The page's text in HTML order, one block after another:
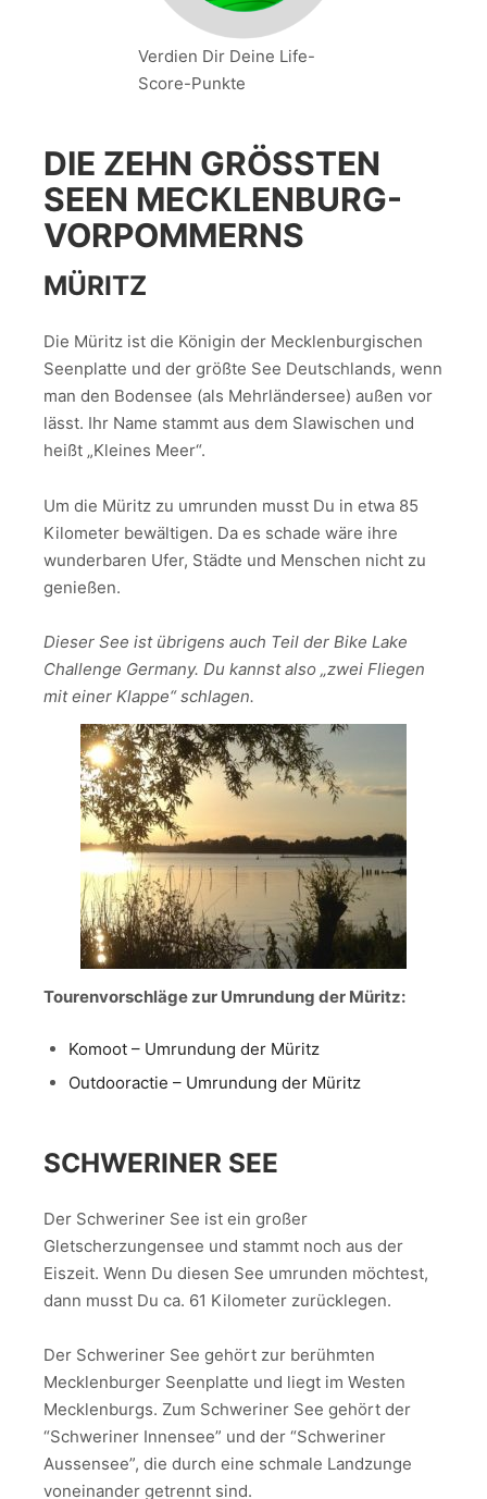
Verdien Dir Deine Life-
Score-Punkte
DIE ZEHN GRÖSSTEN S
EEN MECKLENBURG-V
ORPOMMERNS
MÜRITZ
Die Müritz ist die Königin der Mecklenburgischen
Seenplatte und der größte See Deutschlands, wenn
man den Bodensee (als Mehrländersee) außen vor
lässt. Ihr Name stammt aus dem Slawischen und
heißt „Kleines Meer“.
Um die Müritz zu umrunden musst Du in etwa 85
Kilometer bewältigen. Da es schade wäre ihre
wunderbaren Ufer, Städte und Menschen nicht zu
genießen.
Dieser See ist übrigens auch Teil der Bike Lake
Challenge Germany. Du kannst also „zwei Fliegen
mit einer Klappe“ schlagen.
Tourenvorschläge zur Umrundung der Müritz:
Komoot – Umrundung der Müritz
Outdooractie – Umrundung der Müritz
SCHWERINER SEE
Der Schweriner See ist ein großer
Gletscherzungensee und stammt noch aus der
Eiszeit. Wenn Du diesen See umrunden möchtest,
dann musst Du ca. 61 Kilometer zurücklegen.
Der Schweriner See gehört zur berühmten
Mecklenburger Seenplatte und liegt im Westen
Mecklenburgs. Zum Schweriner See gehört der
“Schweriner Innensee” und der “Schweriner
Aussensee”, die durch eine schmale Landzunge
voneinander getrennt sind.